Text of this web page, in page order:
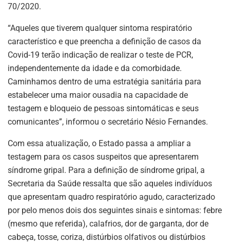
70/2020.
“Aqueles que tiverem qualquer sintoma respiratório
característico e que preencha a definição de casos da
Covid-19 terão indicação de realizar o teste de PCR,
independentemente da idade e da comorbidade.
Caminhamos dentro de uma estratégia sanitária para
estabelecer uma maior ousadia na capacidade de
testagem e bloqueio de pessoas sintomáticas e seus
comunicantes”, informou o secretário Nésio Fernandes.
Com essa atualização, o Estado passa a ampliar a
testagem para os casos suspeitos que apresentarem
síndrome gripal. Para a definição de síndrome gripal, a
Secretaria da Saúde ressalta que são aqueles indivíduos
que apresentam quadro respiratório agudo, caracterizado
por pelo menos dois dos seguintes sinais e sintomas: febre
(mesmo que referida), calafrios, dor de garganta, dor de
cabeça, tosse, coriza, distúrbios olfativos ou distúrbios